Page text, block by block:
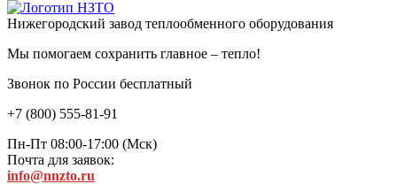
Нижегородский завод теплообменного оборудования
Мы помогаем сохранить главное – тепло!
Звонок по России бесплатный
+7 (800) 555-81-91
Пн-Пт 08:00-17:00 (Мск)
Почта для заявок:
info@nnzto.ru